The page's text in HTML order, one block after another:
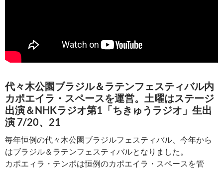
代々木公園ブラジル＆ラテンフェスティバル内
カポエイラ・スペースを運営。土曜はステージ
出演＆NHKラジオ第1「ちきゅうラジオ」生出
演 7/20、21
毎年恒例の代々木公園ブラジルフェスティバル、今年から
はブラジル＆ラテンフェスティバルとなりました。
カポエィラ・テンポは恒例のカポエイラ・スペースを管